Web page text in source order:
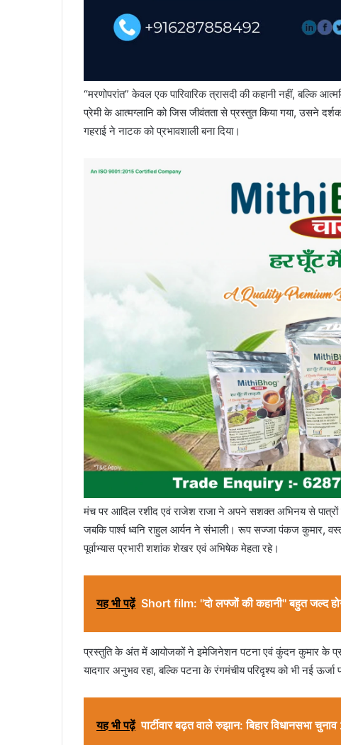
“मरणोपरांत” केवल एक पारिवारिक त्रासदी की कहानी नहीं, बल्कि
प्रेमी के आत्मग्लानि को जिस जीवंतता से प्रस्तुत किया गया, उसने
गहराई ने नाटक को प्रभावशाली बना दिया।
मंच पर आदिल रशीद एवं राजेश राजा ने अपने सशक्त अभिनय से पात्रों
जबकि पार्श्व ध्वनि राहुल आर्यन ने संभाली। रूप सज्जा पंकज कुमार,
पूर्वाभ्यास प्रभारी शशांक शेखर एवं अभिषेक मेहता रहे।
यह भी पढ़ें Short film: ''दो लफ्जों की कहानी'' बहुत जल्द
प्रस्तुति के अंत में आयोजकों ने इमेजिनेशन पटना एवं कुंदन कुमार के
यादगार अनुभव रहा, बल्कि पटना के रंगमंचीय परिदृश्य को भी नई ऊर्जा
यह भी पढ़ें पार्टीवार बढ़त वाले रुझान: बिहार विधानसभा